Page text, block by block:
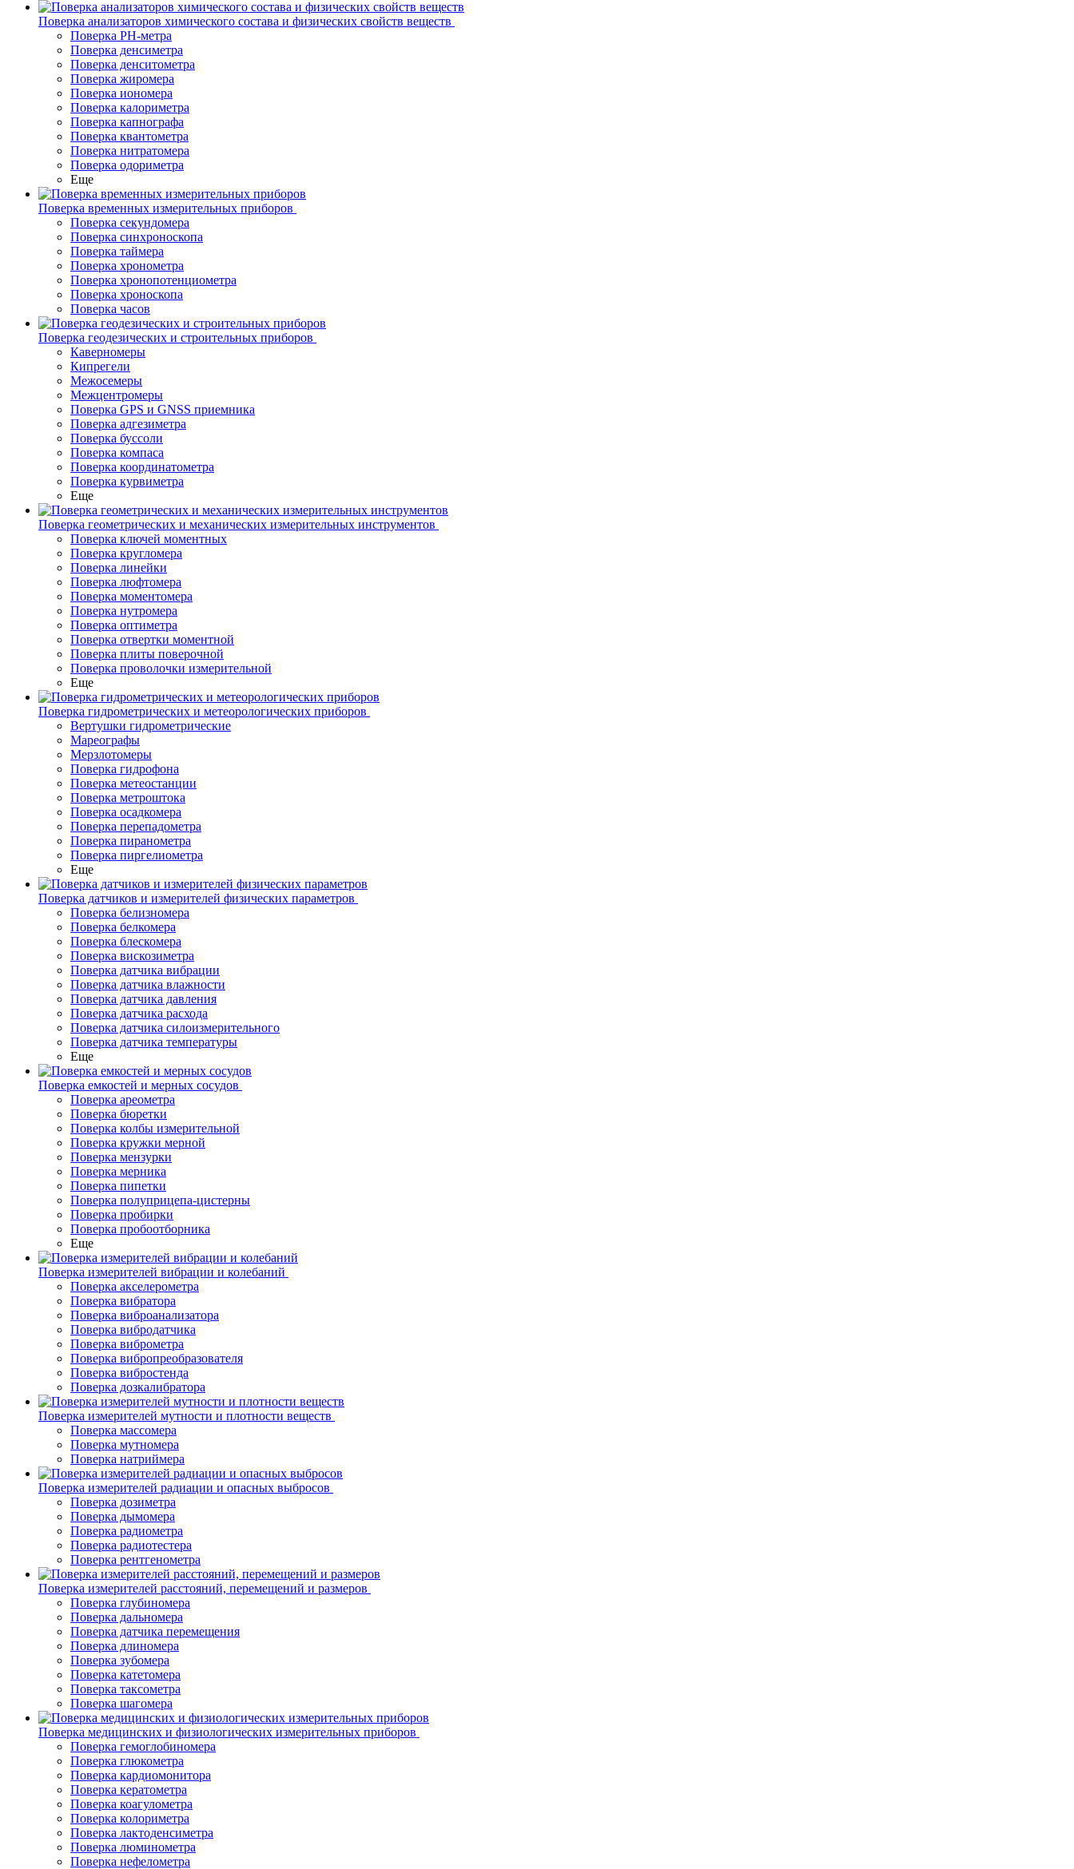
Поверка анализаторов химического состава и физических свойств веществ
Поверка PH-метра
Поверка денсиметра
Поверка денситометра
Поверка жиромера
Поверка иономера
Поверка калориметра
Поверка капнографа
Поверка квантометра
Поверка нитратомера
Поверка одориметра
Еще
Поверка временных измерительных приборов
Поверка секундомера
Поверка синхроноскопа
Поверка таймера
Поверка хронометра
Поверка хронопотенциометра
Поверка хроноскопа
Поверка часов
Поверка геодезических и строительных приборов
Каверномеры
Кипрегели
Межосемеры
Межцентромеры
Поверка GPS и GNSS приемника
Поверка адгезиметра
Поверка буссоли
Поверка компаса
Поверка координатометра
Поверка курвиметра
Еще
Поверка геометрических и механических измерительных инструментов
Поверка ключей моментных
Поверка кругломера
Поверка линейки
Поверка люфтомера
Поверка моментомера
Поверка нутромера
Поверка оптиметра
Поверка отвертки моментной
Поверка плиты поверочной
Поверка проволочки измерительной
Еще
Поверка гидрометрических и метеорологических приборов
Вертушки гидрометрические
Мареографы
Мерзлотомеры
Поверка гидрофона
Поверка метеостанции
Поверка метроштока
Поверка осадкомера
Поверка перепадометра
Поверка пиранометра
Поверка пиргелиометра
Еще
Поверка датчиков и измерителей физических параметров
Поверка белизномера
Поверка белкомера
Поверка блескомера
Поверка вискозиметра
Поверка датчика вибрации
Поверка датчика влажности
Поверка датчика давления
Поверка датчика расхода
Поверка датчика силоизмерительного
Поверка датчика температуры
Еще
Поверка емкостей и мерных сосудов
Поверка ареометра
Поверка бюретки
Поверка колбы измерительной
Поверка кружки мерной
Поверка мензурки
Поверка мерника
Поверка пипетки
Поверка полуприцепа-цистерны
Поверка пробирки
Поверка пробоотборника
Еще
Поверка измерителей вибрации и колебаний
Поверка акселерометра
Поверка вибратора
Поверка виброанализатора
Поверка вибродатчика
Поверка виброметра
Поверка вибропреобразователя
Поверка вибростенда
Поверка дозкалибратора
Поверка измерителей мутности и плотности веществ
Поверка массомера
Поверка мутномера
Поверка натриймера
Поверка измерителей радиации и опасных выбросов
Поверка дозиметра
Поверка дымомера
Поверка радиометра
Поверка радиотестера
Поверка рентгенометра
Поверка измерителей расстояний, перемещений и размеров
Поверка глубиномера
Поверка дальномера
Поверка датчика перемещения
Поверка длиномера
Поверка зубомера
Поверка катетомера
Поверка таксометра
Поверка шагомера
Поверка медицинских и физиологических измерительных приборов
Поверка гемоглобиномера
Поверка глюкометра
Поверка кардиомонитора
Поверка кератометра
Поверка коагулометра
Поверка колориметра
Поверка лактоденсиметра
Поверка люминометра
Поверка нефелометра